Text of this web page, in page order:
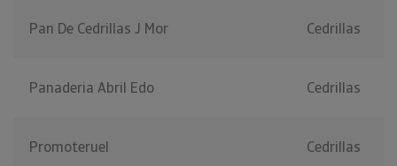
Pan De Cedrillas J Mor Cedrillas
Panaderia Abril Edo Cedrillas
Promoteruel Cedrillas